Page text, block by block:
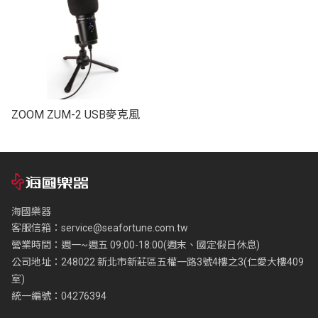
ZOOM ZUM-2 USB麥克風
海國樂器
客服信箱： service@seafortune.com.tw
營業時間：週一~週五 09:00-18:00(週末、國定假日休息)
公司地址：248022 新北市新莊區五權一路3號4樓之3(仁愛大樓409
室)
統一編號：04276394